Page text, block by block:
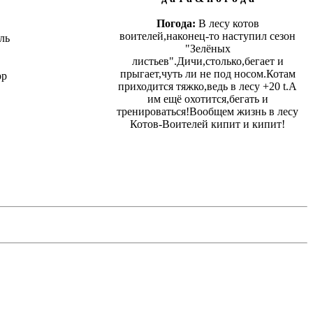
Погода: В лесу котов
воителей,наконец-то наступил сезон
"Зелёных
листьев".Дичи,столько,бегает и
прыгает,чуть ли не под носом.Котам
приходится тяжко,ведь в лесу +20 t.А
им ещё охотится,бегать и
тренироваться!Вообщем жизнь в лесу
Котов-Воителей кипит и кипит!